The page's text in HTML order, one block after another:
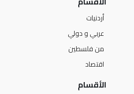
أردنيات
عربي و دولي
من فلسطين
اقتصاد
الأقسام